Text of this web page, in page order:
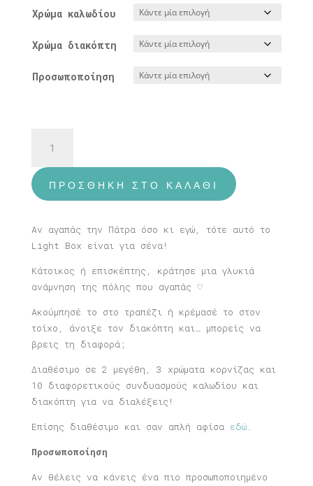
Χρώμα καλωδίου
Χρώμα διακόπτη
Προσωποποίηση
Πάτρα
ποσότητα
ΠΡΟΣΘΉΚΗ ΣΤΟ ΚΑΛΆΘΙ
Αν αγαπάς την Πάτρα όσο κι εγώ, τότε αυτό το
Light Box είναι για σένα!
Κάτοικος ή επισκέπτης, κράτησε μια γλυκιά
ανάμνηση της πόλης που αγαπάς ♡
Ακούμπησέ το στο τραπέζι ή κρέμασέ το στον
τοίχο, άνοιξε τον διακόπτη και… μπορείς να
βρεις τη διαφορά;
Διαθέσιμο σε 2 μεγέθη, 3 χρώματα κορνίζας και
10 διαφορετικούς συνδυασμούς καλωδίου και
διακόπτη για να διαλέξεις!
Επίσης διαθέσιμο και σαν απλή αφίσα εδώ.
Προσωποποίηση
Αν θέλεις να κάνεις ένα πιο προσωποποιημένο